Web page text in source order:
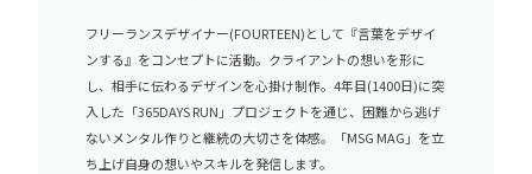
フリーランスデザイナー(FOURTEEN)として『言葉をデザイ
ンする』をコンセプトに活動。クライアントの想いを形に
し、相手に伝わるデザインを心掛け制作。4年目(1400日)に突
入した「365DAYS RUN」プロジェクトを通じ、困難から逃げ
ないメンタル作りと継続の大切さを体感。「MSG MAG」を立
ち上げ自身の想いやスキルを発信します。